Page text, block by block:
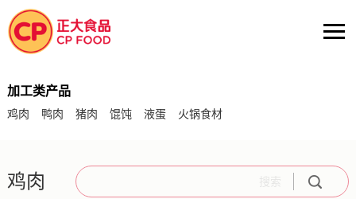
加工类产品
鸡肉 鸭肉 猪肉 馄饨 液蛋 火锅食材
鸡肉